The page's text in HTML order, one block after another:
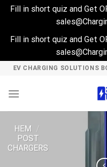
Fill in short quiz and Get
Fill in short quiz and Get
Skip
content
EV CHARGING SOLUTIONS
HEM /
POST
CHARGERS